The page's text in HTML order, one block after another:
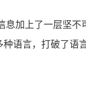
加上了一层坚
语言，打破了语